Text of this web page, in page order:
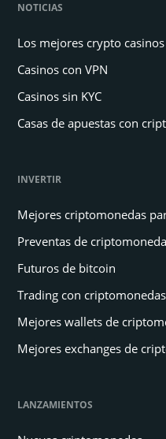
NOTICIAS
Los mejores crypto casinos
Casinos con VPN
Casinos sin KYC
Casas de apuestas con
INVERTIR
Mejores criptomonedas
Preventas de
Futuros de bitcoin
Trading con criptomonedas
Mejores wallets de
Mejores exchanges de
LANZAMIENTOS